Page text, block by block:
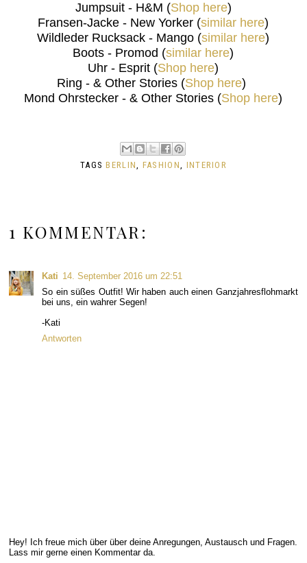
Jumpsuit - H&M (Shop here)
Fransen-Jacke - New Yorker (similar here)
Wildleder Rucksack - Mango (similar here)
Boots - Promod (similar here)
Uhr - Esprit (Shop here)
Ring - & Other Stories (Shop here)
Mond Ohrstecker - & Other Stories (Shop here)
TAGSBERLIN FASHION INTERIOR
1 KOMMENTAR:
Kati 14. September 2016 um 22:51
So ein süßes Outfit! Wir haben auch einen Ganzjahresflohmarkt
bei uns, ein wahrer Segen!
-Kati
Antworten
Hey! Ich freue mich über über deine Anregungen, Austausch und Fragen.
Lass mir gerne einen Kommentar da.